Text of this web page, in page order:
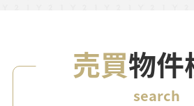
売買物件
search